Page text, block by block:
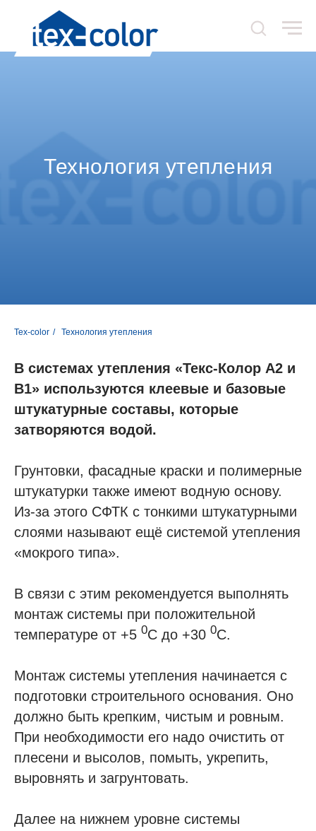
Технология утепления
Tex-color / Технология утепления
В системах утепления «Текс-Колор А2 и
В1» используются клеевые и базовые
штукатурные составы, которые
затворяются водой.
Грунтовки, фасадные краски и полимерные
штукатурки также имеют водную основу.
Из-за этого СФТК с тонкими штукатурными
слоями называют ещё системой утепления
«мокрого типа».
В связи с этим рекомендуется выполнять
монтаж системы при положительной
температуре от +5 0С до +30 0С.
Монтаж системы утепления начинается с
подготовки строительного основания. Оно
должно быть крепким, чистым и ровным.
При необходимости его надо очистить от
плесени и высолов, помыть, укрепить,
выровнять и загрунтовать.
Далее на нижнем уровне системы